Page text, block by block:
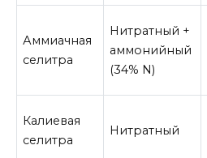
Аммиачная
селитра
Нитратный +
аммонийный
(34% N)
Калиевая
селитра
Нитратный